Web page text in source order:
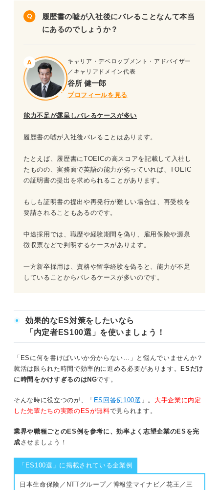
履歴書の嘘が入社後にバレることなんて本当
にあるのでしょうか？
キャリア・デベロップメント・アドバイザー
／キャリアドメイン代表
谷所 健一郎
プロフィールを見る
能力不足が露呈しバレるケースが多い
履歴書の嘘が入社後バレることはあります。
たとえば、履歴書にTOEICの高スコアを記載して入社し
たものの、実務面で英語の能力が劣っていれば、TOEIC
の証明書の提出を求められることがあります。
もしも証明書の提出や再発行が難しい場合は、再受検を
要請されることもあるのです。
中途採用では、職歴や経験期間を偽り、雇用保険や源泉
徴収票などで判明するケースがあります。
一方新卒採用は、資格や留学経験を偽ると、能力が不足
していることからバレるケースが多いのです。
効果的なES対策をしたいなら
「内定者ES100選」を使いましょう！
「ESに何を書けばいいか分からない…」と悩んでいませんか？
就活は限られた時間で効率的に進める必要があります。
ESだけ
に時間をかけすぎるのはNGです。
そんな時に役立つのが、「 ES回答例100選 」。 大手企業に内定
した先輩たちの実際のESが無料で見られます。
業界や職種ごとのES例を参考に、効率よく志望企業のESを完
成させましょう！
「ES100選」に掲載されている企業例
日本生命保険／NTTグループ／博報堂マイナビ／花王／三